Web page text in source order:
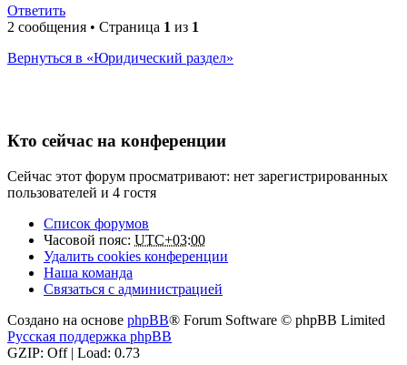
Ответить
2 сообщения • Страница 1 из 1
Вернуться в «Юридический раздел»
Кто сейчас на конференции
Сейчас этот форум просматривают: нет зарегистрированных
пользователей и 4 гостя
Список форумов
Часовой пояс: UTC+03:00
Удалить cookies конференции
Наша команда
Связаться с администрацией
Создано на основе phpBB® Forum Software © phpBB Limited
Русская поддержка phpBB
GZIP: Off | Load: 0.73